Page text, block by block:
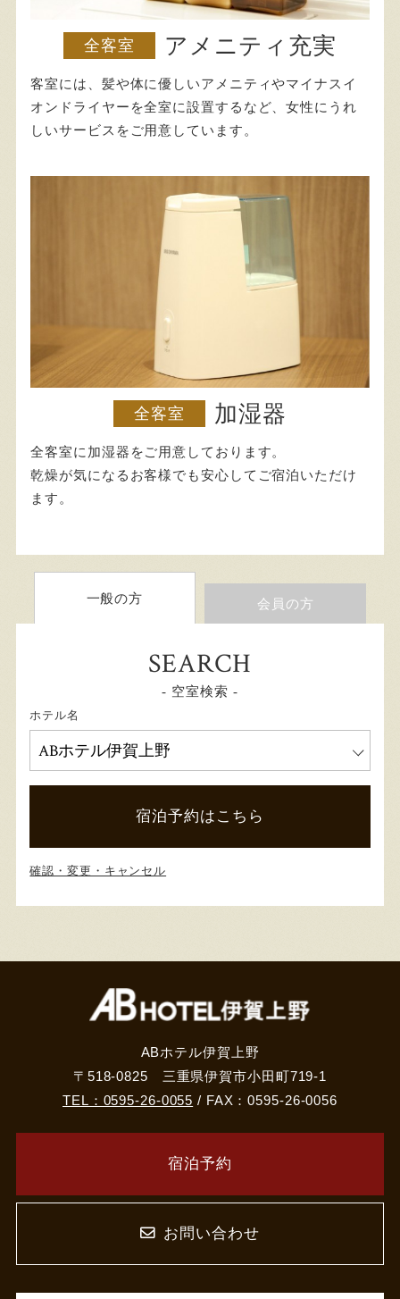
全客室 アメニティ充実
客室には、髪や体に優しいアメニティやマイナスイ
オンドライヤーを全室に設置するなど、女性にうれ
しいサービスをご用意しています。
全客室 加湿器
全客室に加湿器をご用意しております。
乾燥が気になるお客様でも安心してご宿泊いただけ
ます。
一般の方 会員の方
SEARCH
- 空室検索 -
ホテル名
宿泊予約はこちら
確認・変更・キャンセル
ABホテル伊賀上野
〒518-0825 三重県伊賀市小田町719-1
TEL：0595-26-0055 / FAX：0595-26-0056
宿泊予約
お問い合わせ